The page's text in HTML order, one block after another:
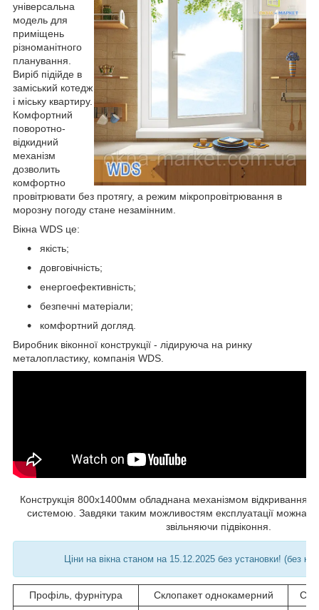
універсальна
модель для
приміщень
різноманітного
планування.
Виріб підійде в
заміський котедж
і міську квартиру.
Комфортний
поворотно-
відкидний
механізм
дозволить
комфортно
провітрювати без протягу, а режим мікропровітрювання в
морозну погоду стане незамінним.
Вікна WDS це:
якість;
довговічність;
енергоефективність;
безпечні матеріали;
комфортний догляд.
Виробник віконної конструкції - лідируюча на ринку
металопластику, компанія WDS.
Конструкція 800х1400мм обладнана механізмом відкривання з
системою. Завдяки таким можливостям експлуатації можна
звільняючи підвіконня.
Ціни на вікна станом на 15.12.2025 без установки! (без
Профіль, фурнітура Склопакет однокамерний